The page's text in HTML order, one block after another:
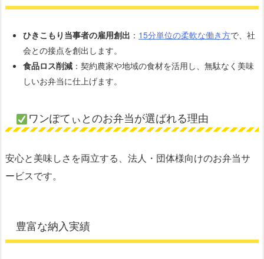
ひきこもり当事者の雇用創出 ： 15分単位の柔軟な働き方で、社
会との接点を創出します。
食品ロス削減 ：契約農家や地域の食材を活用し、無駄なく美味
しいお弁当に仕上げます。
ワンぽてぃとのお弁当が選ばれる理由
安心と美味しさを両立する、法人・団体様向けのお弁当サ
ービスです。
豊富な納入実績